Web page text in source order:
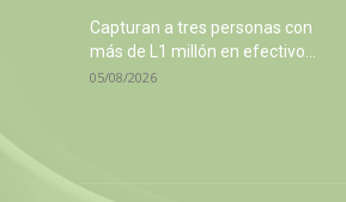
Capturan a tres personas con
más de L1 millón en efectivo...
05/08/2026